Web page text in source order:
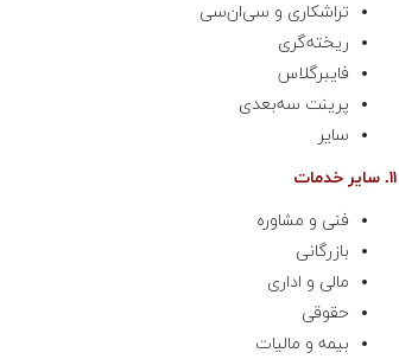
تراشکاری و سی‌ان‌سی
ریخته‌گری
فایبرگلاس
پرینت سه‌بعدی
سایر
۱۱. سایر خدمات
فنی و مشاوره
بازرگانی
مالی و اداری
حقوقی
بیمه و مالیات